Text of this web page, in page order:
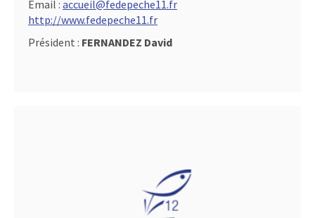
Email : accueil@fedepeche11.fr
http://www.fedepeche11.fr
Président : FERNANDEZ David